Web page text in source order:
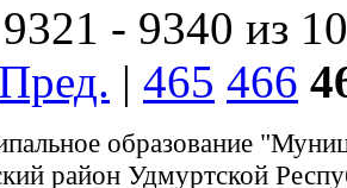
- 9340 из
Пред. | 465 466
образование
район Удмуртской